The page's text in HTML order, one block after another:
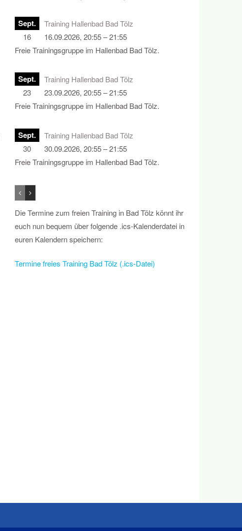
Sept.
16
Training Hallenbad Bad Tölz
16.09.2026, 20:55 – 21:55
Freie Trainingsgruppe im Hallenbad Bad Tölz.
Sept.
23
Training Hallenbad Bad Tölz
23.09.2026, 20:55 – 21:55
Freie Trainingsgruppe im Hallenbad Bad Tölz.
Sept.
30
Training Hallenbad Bad Tölz
30.09.2026, 20:55 – 21:55
Freie Trainingsgruppe im Hallenbad Bad Tölz.
Die Termine zum freien Training in Bad Tölz könnt ihr
euch nun bequem über folgende .ics-Kalenderdatei in
euren Kalendern speichern:
Termine freies Training Bad Tölz (.ics-Datei)